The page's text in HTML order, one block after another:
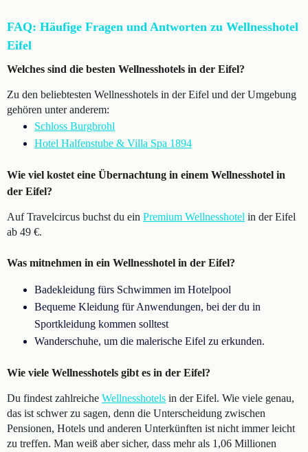
FAQ: Häufige Fragen und Antworten zu Wellnesshotel
Eifel
Welches sind die besten Wellnesshotels in der Eifel?
Zu den beliebtesten Wellnesshotels in der Eifel und der Umgebung
gehören unter anderem:
Schloss Burgbrohl
Hotel Halfenstube & Villa Spa 1894
Wie viel kostet eine Übernachtung in einem Wellnesshotel in
der Eifel?
Auf Travelcircus buchst du ein Premium Wellnesshotel in der Eifel
ab 49 €.
Was mitnehmen in ein Wellnesshotel in der Eifel?
Badekleidung fürs Schwimmen im Hotelpool
Bequeme Kleidung für Anwendungen, bei der du in
Sportkleidung kommen solltest
Wanderschuhe, um die malerische Eifel zu erkunden.
Wie viele Wellnesshotels gibt es in der Eifel?
Du findest zahlreiche Wellnesshotels in der Eifel. Wie viele genau,
das ist schwer zu sagen, denn die Unterscheidung zwischen
Pensionen, Hotels und anderen Unterkünften ist nicht immer leicht
zu treffen. Man weiß aber sicher, dass mehr als 1,06 Millionen